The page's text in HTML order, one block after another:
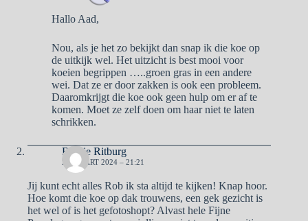
Hallo Aad,
Nou, als je het zo bekijkt dan snap ik die koe op
de uitkijk wel. Het uitzicht is best mooi voor
koeien begrippen …..groen gras in een andere
wei. Dat ze er door zakken is ook een probleem.
Daaromkrijgt die koe ook geen hulp om er af te
komen. Moet ze zelf doen om haar niet te laten
schrikken.
Biddie Ritburg
28 MAART 2024 – 21:21
Jij kunt echt alles Rob ik sta altijd te kijken! Knap hoor.
Hoe komt die koe op dak trouwens, een gek gezicht is
het wel of is het gefotoshopt? Alvast hele Fijne